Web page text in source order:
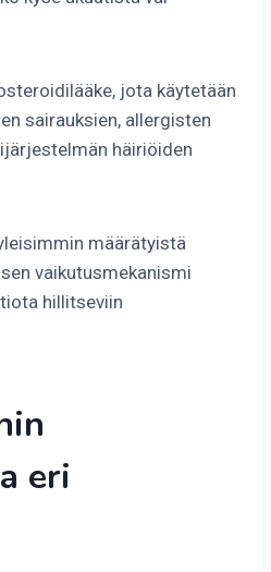
jota käytetään
sairauksien, allergisten
häiriöiden
määrätyistä
vaikutusmekanismi
hillitseviin
eri